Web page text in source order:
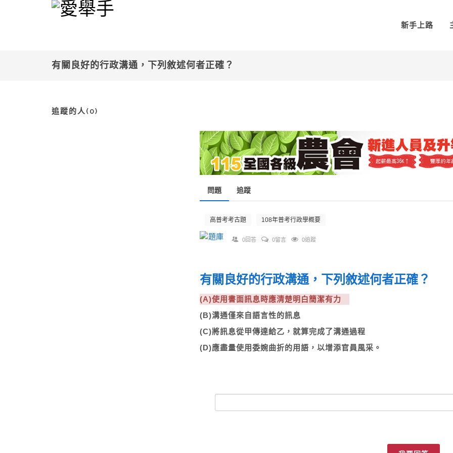
新手上路
有關良好的行政溝通，下列敘述何者正確？
追蹤的人(0)
問題 追蹤
高普考考古題 108年普考行政學概要
0回答 0留言 0追蹤
有關良好的行政溝通，下列敘述何者正確？
(A)使用書面訊息時應清楚明白簡潔有力
(B)溝通僅來自語言性的訊息
(C)將訊息從甲傳達給乙，就算完成了溝通過程
(D)應盡量使用委婉曲折的用語，以增添官員風采。